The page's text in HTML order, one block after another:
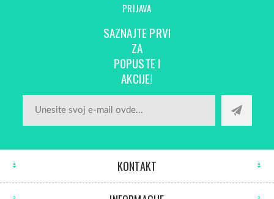
PRIJAVA
SAZNAJTE PRVI
ZA
POPUSTE I
AKCIJE!
KONTAKT